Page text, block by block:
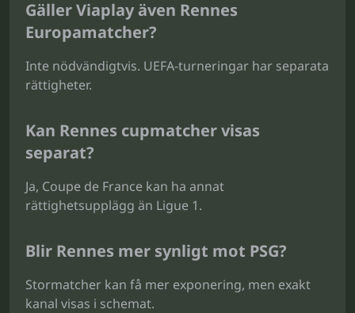
Gäller Viaplay även Rennes
Europamatcher?
Inte nödvändigtvis. UEFA-turneringar har separata
rättigheter.
Kan Rennes cupmatcher visas
separat?
Ja, Coupe de France kan ha annat
rättighetsupplägg än Ligue 1.
Blir Rennes mer synligt mot PSG?
Stormatcher kan få mer exponering, men exakt
kanal visas i schemat.